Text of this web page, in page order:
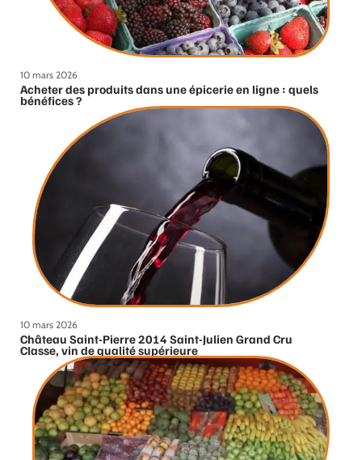
10 mars 2026
Acheter des produits dans une épicerie en ligne : quels
bénéfices ?
10 mars 2026
Château Saint-Pierre 2014 Saint-Julien Grand Cru
Classe, vin de qualité supérieure